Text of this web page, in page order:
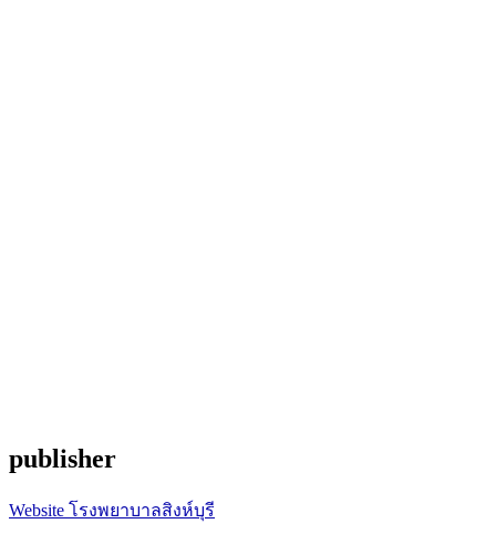
publisher
Website โรงพยาบาลสิงห์บุรี